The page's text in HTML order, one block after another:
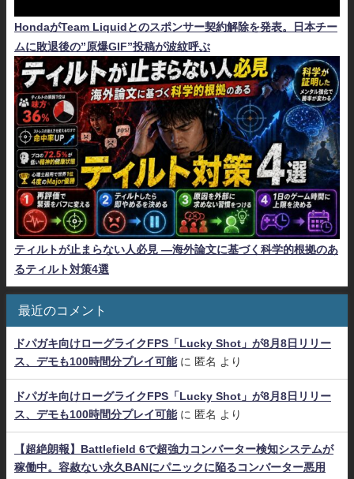
HondaがTeam Liquidとのスポンサー契約解除を発表。日本チー
ムに敗退後の”原爆GIF”投稿が波紋呼ぶ
ティルトが止まらない人必見 ―海外論文に基づく科学的根拠のあ
るティルト対策4選
最近のコメント
ドパガキ向けローグライクFPS「Lucky Shot」が8月8日リリー
ス、デモも100時間分プレイ可能に 匿名 より
ドパガキ向けローグライクFPS「Lucky Shot」が8月8日リリー
ス、デモも100時間分プレイ可能に 匿名 より
【超絶朗報】Battlefield 6で超強力コンバーター検知システムが
稼働中。容赦ない永久BANにパニックに陥るコンバーター悪用